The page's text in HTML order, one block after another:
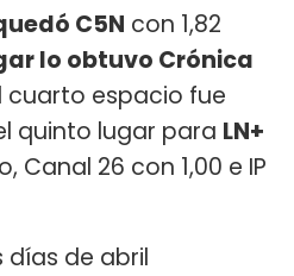
C5N con 1,82
lo obtuvo Crónica
cuarto espacio fue
quinto lugar para LN+
Canal 26 con 1,00 e IP
días de abril